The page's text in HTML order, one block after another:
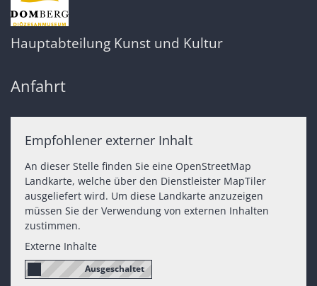
Hauptabteilung Kunst und Kultur
Anfahrt
Empfohlener externer Inhalt
An dieser Stelle finden Sie eine OpenStreetMap
Landkarte, welche über den Dienstleister MapTiler
ausgeliefert wird. Um diese Landkarte anzuzeigen
müssen Sie der Verwendung von externen Inhalten
zustimmen.
Externe Inhalte